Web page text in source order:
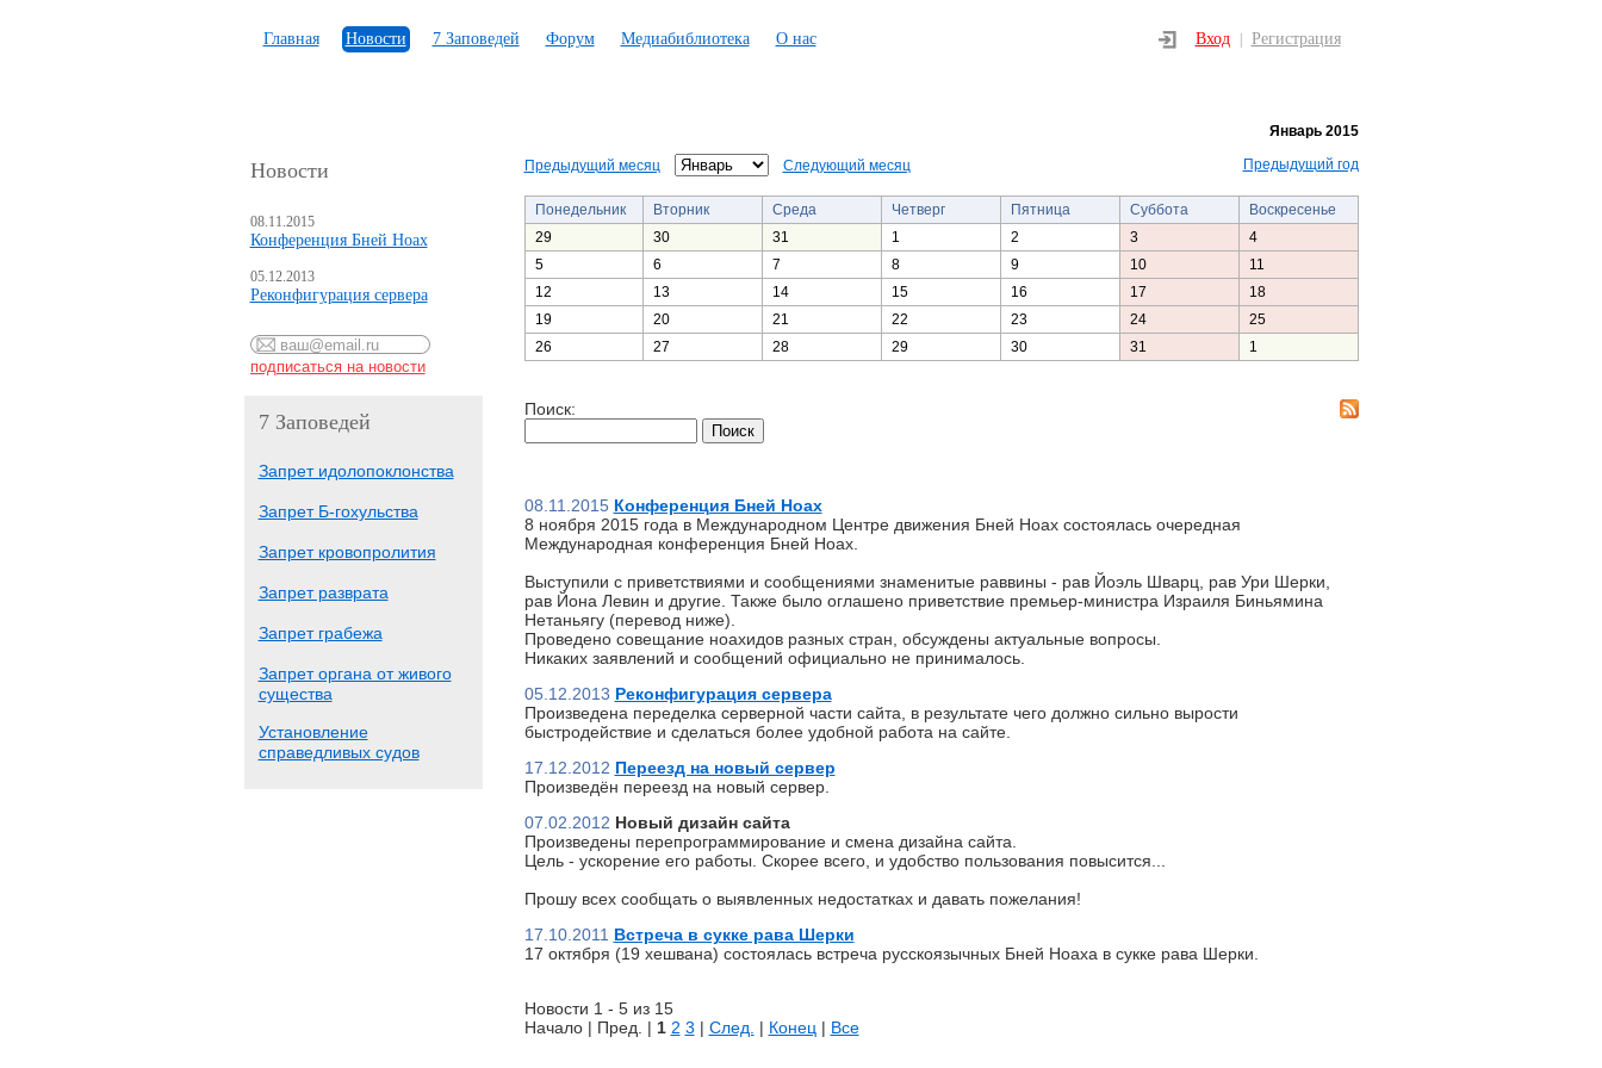
Главная Новости 7 Заповедей Форум Медиабиблиотека О нас Вход Регистрация
Новости
08.11.2015
Конференция Бней Ноах
05.12.2013
Реконфигурация сервера
7 Заповедей
Запрет идолопоклонства
Запрет Б-гохульства
Запрет кровопролития
Запрет разврата
Запрет грабежа
Запрет органа от живого
существа
Установление
справедливых судов
Январь 2015
Предыдущий месяц Следующий месяц Предыдущий год
Понедельник Вторник Среда Четверг Пятница Суббота
Воскресенье
29
30 31 1 2 3
4
5
6 7 8 9 10
11
12
13 14 15 16 17
18
19
20 21 22 23 24
25
26
27 28 29 30 31 1
Поиск:
08.11.2015 Конференция Бней Ноах
8 ноября 2015 года в Международном Центре движения Бней Ноах состоялась очередная
Международная конференция Бней Ноах.
Выступили с приветствиями и сообщениями знаменитые раввины - рав Йоэль Шварц, рав Ури Шерки,
рав Йона Левин и другие. Также было оглашено приветствие премьер-министра Израиля Биньямина
Нетаньягу (перевод ниже).
Проведено совещание ноахидов разных стран, обсуждены актуальные вопросы.
Никаких заявлений и сообщений официально не принималось.
05.12.2013 Реконфигурация сервера
Произведена переделка серверной части сайта, в результате чего должно сильно вырости
быстродействие и сделаться более удобной работа на сайте.
17.12.2012 Переезд на новый сервер
Произведён переезд на новый сервер.
07.02.2012 Новый дизайн сайта
Произведены перепрограммирование и смена дизайна сайта.
Цель - ускорение его работы. Скорее всего, и удобство пользования повысится...
Прошу всех сообщать о выявленных недостатках и давать пожелания!
17.10.2011 Встреча в сукке рава Шерки
17 октября (19 хешвана) состоялась встреча русскоязычных Бней Ноаха в сукке рава Шерки.
Новости 1 - 5 из 15
Начало | Пред. | 1 2 3 | След. | Конец | Все